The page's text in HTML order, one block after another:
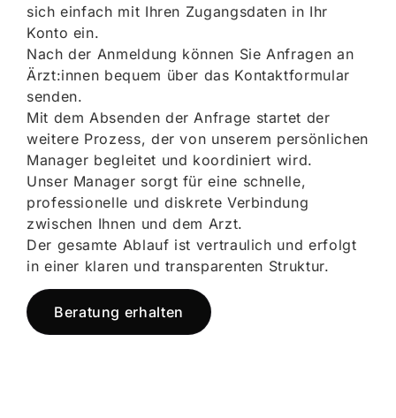
sich einfach mit Ihren Zugangsdaten in Ihr
Konto ein.
Nach der Anmeldung können Sie Anfragen an
Ärzt:innen bequem über das Kontaktformular
senden.
Mit dem Absenden der Anfrage startet der
weitere Prozess, der von unserem persönlichen
Manager begleitet und koordiniert wird.
Unser Manager sorgt für eine schnelle,
professionelle und diskrete Verbindung
zwischen Ihnen und dem Arzt.
Der gesamte Ablauf ist vertraulich und erfolgt
in einer klaren und transparenten Struktur.
Beratung erhalten